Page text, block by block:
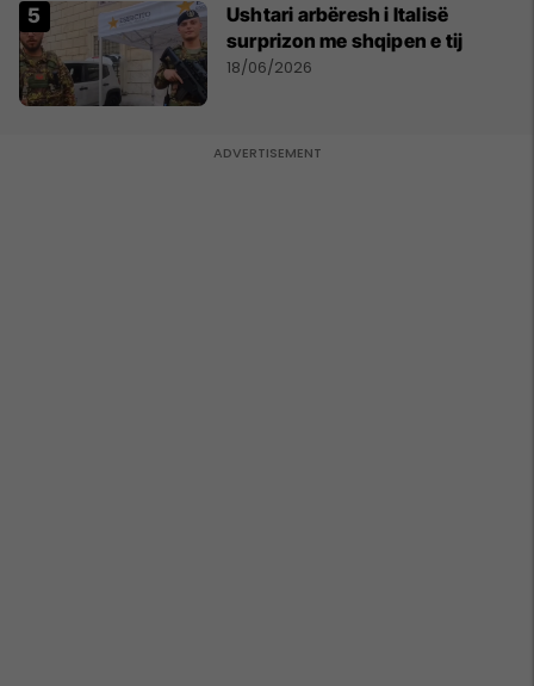
Ushtari arbëresh i Italisë
surprizon me shqipen e tij
18/06/2026